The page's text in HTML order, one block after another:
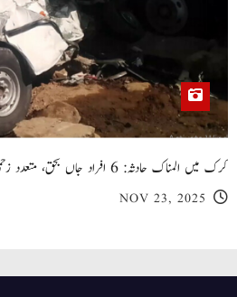
کرک میں المناک حادثہ: 6 افراد جاں بحق، متعدد زخمی
NOV 23, 2025